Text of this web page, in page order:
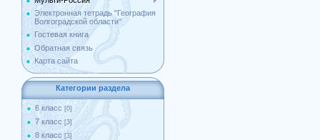
Электронная тетрадь "География
Волгоградской области"
Гостевая книга
Обратная связь
Карта сайта
Категории раздела
6 класс [0]
7 класс [3]
8 класс [3]